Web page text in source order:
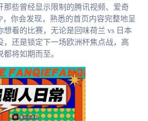
那些曾经显示限制的腾讯视频、爱奇
，你会发现，熟悉的首页内容完整地呈
想看的比赛，无论是回味荷兰 vs 日本
，还是锁定下一场欧洲杯焦点战，高
将如期而至。